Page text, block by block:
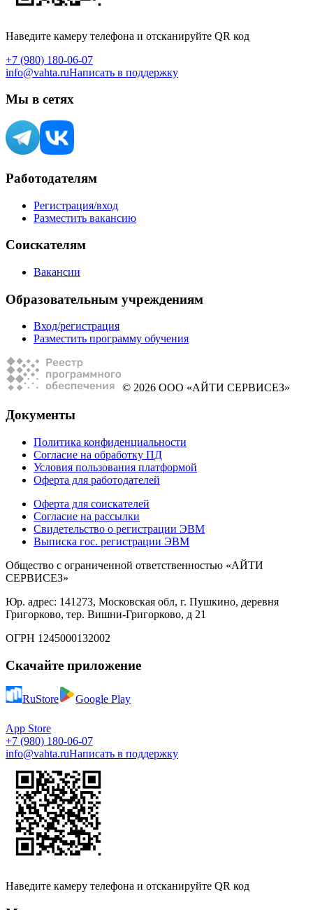
Наведите камеру телефона и отсканируйте QR код
+7 (980) 180-06-07
info@vahta.ruНаписать в поддержку
Мы в сетях
Работодателям
Регистрация/вход
Разместить вакансию
Соискателям
Вакансии
Образовательным учреждениям
Вход/регистрация
Разместить программу обучения
© 2026 ООО «АЙТИ СЕРВИСЕЗ»
Документы
Политика конфиденциальности
Согласие на обработку ПД
Условия пользования платформой
Оферта для работодателей
Оферта для соискателей
Согласие на рассылки
Свидетельство о регистрации ЭВМ
Выписка гос. регистрации ЭВМ
Общество с ограниченной ответственностью «АЙТИ
СЕРВИСЕЗ»
Юр. адрес: 141273, Московская обл, г. Пушкино, деревня
Григорково, тер. Вишни-Григорково, д 21
ОГРН 1245000132002
Скачайте приложение
RuStore Google Play
App Store
+7 (980) 180-06-07
info@vahta.ruНаписать в поддержку
Наведите камеру телефона и отсканируйте QR код